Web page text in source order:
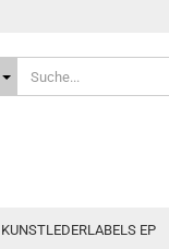
KUNSTLEDERLABELS EP